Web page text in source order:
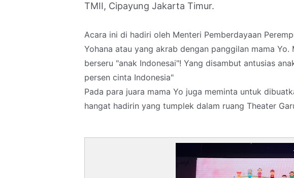
TMII, Cipayung Jakarta Timur.
Acara ini di hadiri oleh Menteri Pemberdayaan
Yohana atau yang akrab dengan panggilan mama
berseru "anak Indonesai"! Yang disambut antusias
persen cinta Indonesia"
Pada para juara mama Yo juga meminta untuk
hangat hadirin yang tumplek dalam ruang Theater